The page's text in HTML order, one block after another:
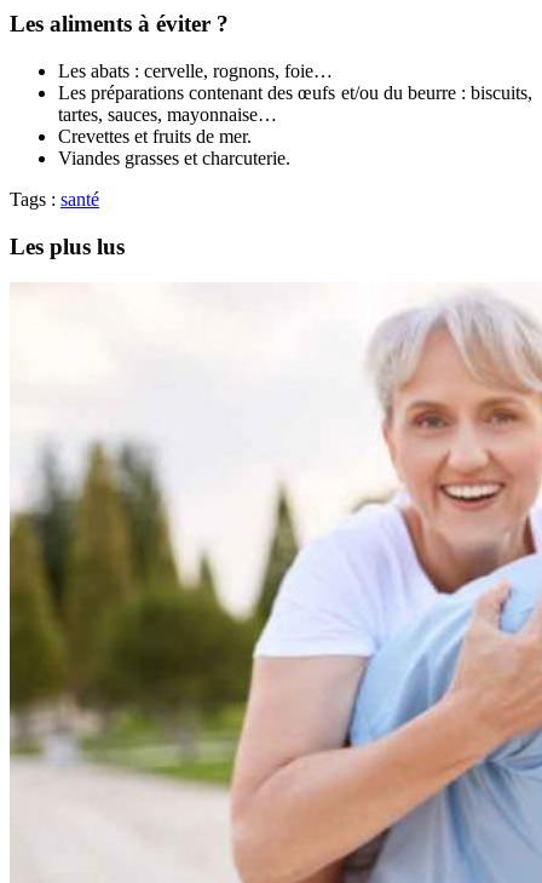
Les aliments à éviter ?
Les abats : cervelle, rognons, foie…
Les préparations contenant des œufs et/ou du beurre : biscuits,
tartes, sauces, mayonnaise…
Crevettes et fruits de mer.
Viandes grasses et charcuterie.
Tags : santé
Les plus lus